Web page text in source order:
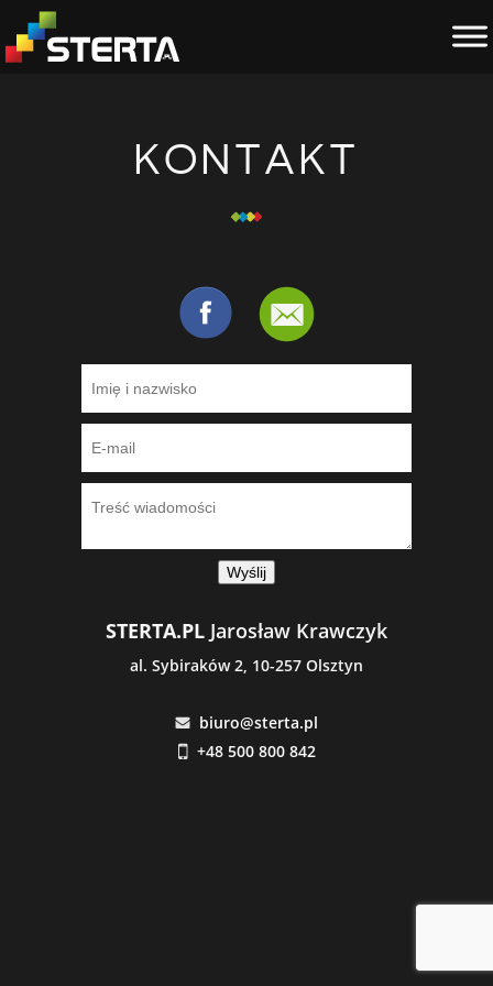
KONTAKT
Wyślij
STERTA.PL Jarosław Krawczyk
al. Sybiraków 2, 10-257 Olsztyn
biuro@sterta.pl
+48 500 800 842